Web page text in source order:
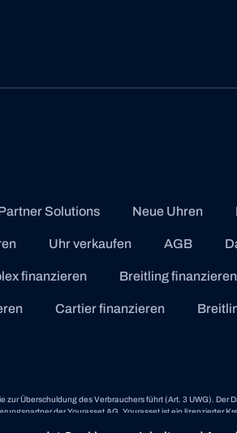
Solutions Neue Uhren
Uhr verkaufen AGB
finanzieren Breitling finanzieren
Cartier finanzieren
zur Überschuldung des Verbrauchers führt (Art. 3 UWG). Der
der Yourasset AG. Yourasset ist ein lizenzierter